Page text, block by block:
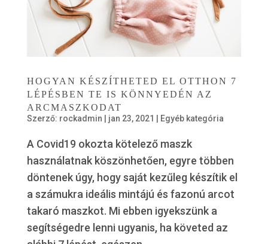
HOGYAN KÉSZÍTHETED EL OTTHON 7
LÉPÉSBEN TE IS KÖNNYEDÉN AZ
ARCMASZKODAT
Szerző: rockadmin jan 23, 2021 Egyéb kategória
A Covid19 okozta kötelező maszk
használatnak köszönhetően, egyre többen
döntenek úgy, hogy saját kezűleg készítik el
a számukra ideális mintájú és fazonú arcot
takaró maszkot. Mi ebben igyekszünk a
segítségedre lenni ugyanis, ha követed az